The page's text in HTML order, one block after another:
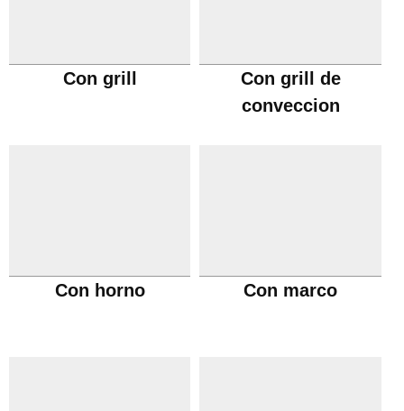
Con grill
Con grill de
conveccion
Con horno Con marco